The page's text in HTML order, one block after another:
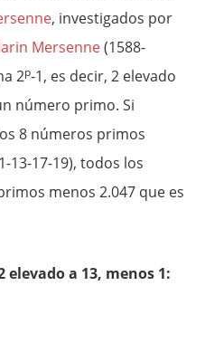
, investigados por
Mersenne(1588-
2p-1, es decir, 2 elevado
número primo. Si
8 números primos
13-17-19), todos los
menos 2.047 que es
elevado a 13, menos 1: